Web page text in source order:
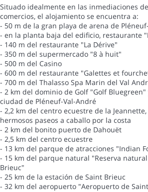
Situado idealmente en las inmediaciones
comercios, el alojamiento se encuentra a:
- 50 m de la gran playa de arena de
- en la planta baja del edificio, restaurante
- 140 m del restaurante "La Dérive"
- 350 m del supermercado "8 à huit"
- 500 m del Casino
- 600 m del restaurante "Galettes et
- 700 m del Thalasso Spa Marin del Val
- 2 km del dominio de Golf "Golf
ciudad de Pléneuf-Val-André
- 2,2 km del centro ecuestre de la
hermosos paseos a caballo por la costa
- 2 km del bonito puerto de Dahouët
- 2,5 km del centro ecuestre
- 13 km del parque de atracciones "Indian
- 15 km del parque natural "Reserva
Brieuc"
- 25 km de la estación de Saint Brieuc
- 32 km del aeropuerto "Aeropuerto de